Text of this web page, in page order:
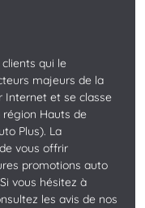
qui le
majeurs de la
Internet et se classe
Hauts de
Plus). La
vous offrir
promotions auto
vous hésitez à
les avis de nos